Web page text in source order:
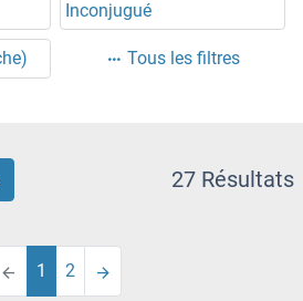
Inconjugué
Tous les filtres
27 Résultats
1 2